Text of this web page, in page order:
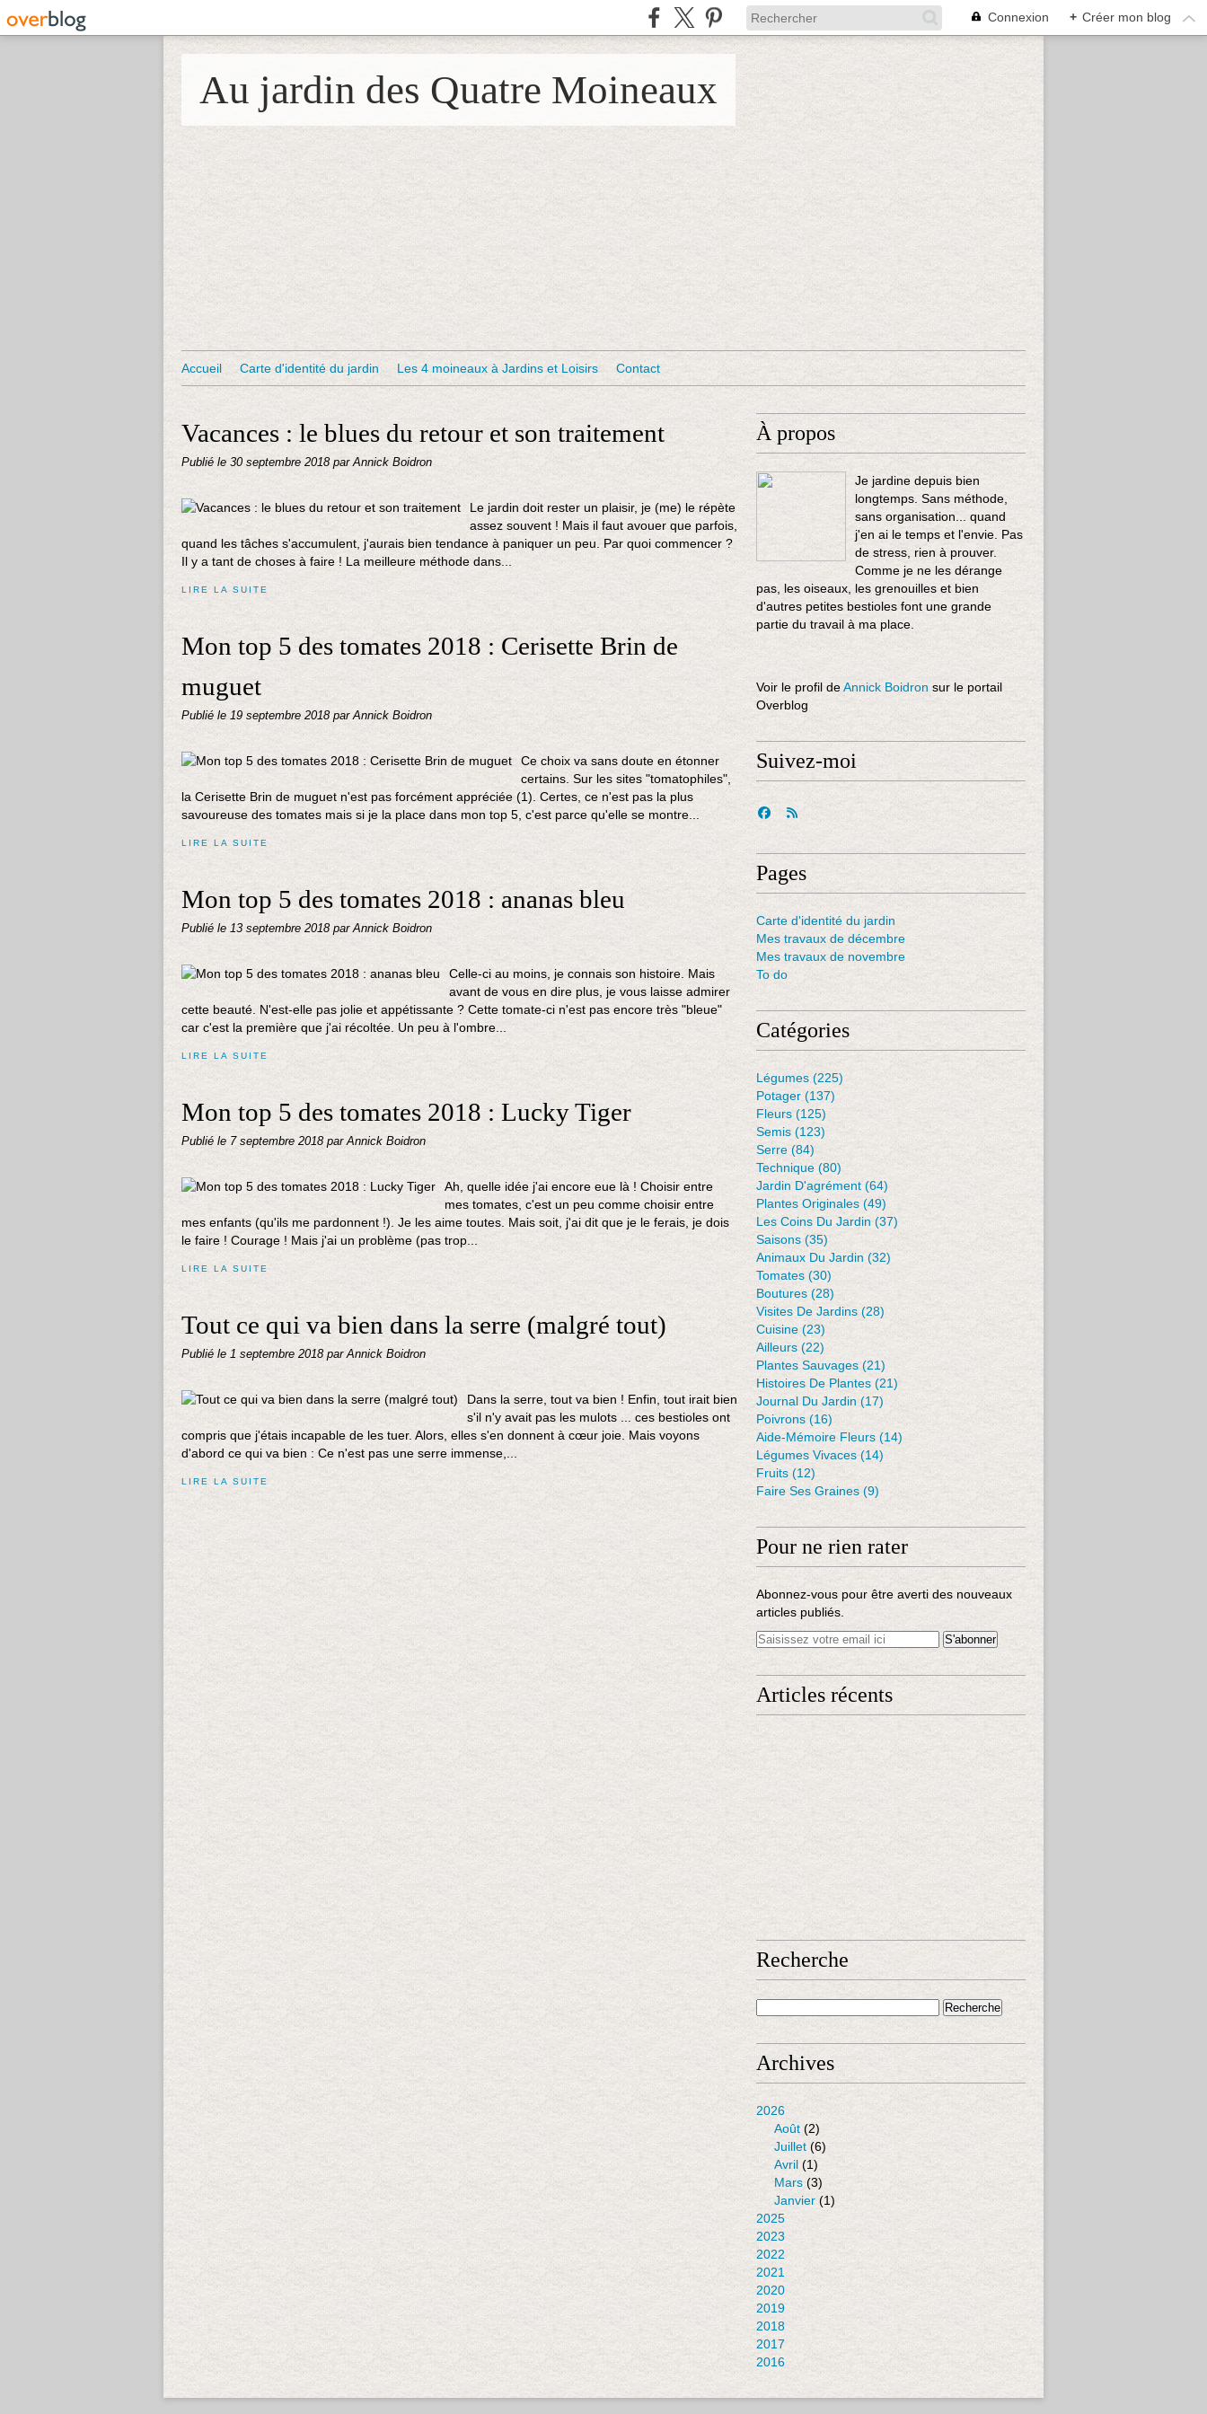
Connexion + Créer mon blog
Au jardin des Quatre Moineaux
Accueil Carte d'identité du jardin Les 4 moineaux à Jardins et Loisirs Contact
Vacances : le blues du retour et son traitement
Publié le 30 septembre 2018 par Annick Boidron
Le jardin doit rester un plaisir, je (me) le répète
assez souvent ! Mais il faut avouer que parfois,
quand les tâches s'accumulent, j'aurais bien tendance à paniquer un peu. Par quoi commencer ?
Il y a tant de choses à faire ! La meilleure méthode dans...
LIRE LA SUITE
Mon top 5 des tomates 2018 : Cerisette Brin de
muguet
Publié le 19 septembre 2018 par Annick Boidron
Ce choix va sans doute en étonner
certains. Sur les sites "tomatophiles",
la Cerisette Brin de muguet n'est pas forcément appréciée (1). Certes, ce n'est pas la plus
savoureuse des tomates mais si je la place dans mon top 5, c'est parce qu'elle se montre...
LIRE LA SUITE
Mon top 5 des tomates 2018 : ananas bleu
Publié le 13 septembre 2018 par Annick Boidron
Celle-ci au moins, je connais son histoire. Mais
avant de vous en dire plus, je vous laisse admirer
cette beauté. N'est-elle pas jolie et appétissante ? Cette tomate-ci n'est pas encore très "bleue"
car c'est la première que j'ai récoltée. Un peu à l'ombre...
LIRE LA SUITE
Mon top 5 des tomates 2018 : Lucky Tiger
Publié le 7 septembre 2018 par Annick Boidron
Ah, quelle idée j'ai encore eue là ! Choisir entre
mes tomates, c'est un peu comme choisir entre
mes enfants (qu'ils me pardonnent !). Je les aime toutes. Mais soit, j'ai dit que je le ferais, je dois
le faire ! Courage ! Mais j'ai un problème (pas trop...
LIRE LA SUITE
Tout ce qui va bien dans la serre (malgré tout)
Publié le 1 septembre 2018 par Annick Boidron
Dans la serre, tout va bien ! Enfin, tout irait bien
s'il n'y avait pas les mulots ... ces bestioles ont
compris que j'étais incapable de les tuer. Alors, elles s'en donnent à cœur joie. Mais voyons
d'abord ce qui va bien : Ce n'est pas une serre immense,...
LIRE LA SUITE
À propos
Je jardine depuis bien
longtemps. Sans méthode,
sans organisation... quand
j'en ai le temps et l'envie. Pas
de stress, rien à prouver.
Comme je ne les dérange
pas, les oiseaux, les grenouilles et bien
d'autres petites bestioles font une grande
partie du travail à ma place.
Voir le profil deAnnick Boidron sur le portail
Overblog
Suivez-moi
Pages
Carte d'identité du jardin
Mes travaux de décembre
Mes travaux de novembre
To do
Catégories
Légumes (225)
Potager (137)
Fleurs (125)
Semis (123)
Serre (84)
Technique (80)
Jardin D'agrément (64)
Plantes Originales (49)
Les Coins Du Jardin (37)
Saisons (35)
Animaux Du Jardin (32)
Tomates (30)
Boutures (28)
Visites De Jardins (28)
Cuisine (23)
Ailleurs (22)
Plantes Sauvages (21)
Histoires De Plantes (21)
Journal Du Jardin (17)
Poivrons (16)
Aide-Mémoire Fleurs (14)
Légumes Vivaces(14)
Fruits (12)
Faire Ses Graines (9)
Pour ne rien rater
Abonnez-vous pour être averti des nouveaux
articles publiés.
Articles récents
Recherche
Archives
2026
Août (2)
Juillet (6)
Avril (1)
Mars (3)
Janvier (1)
2025
2023
2022
2021
2020
2019
2018
2017
2016